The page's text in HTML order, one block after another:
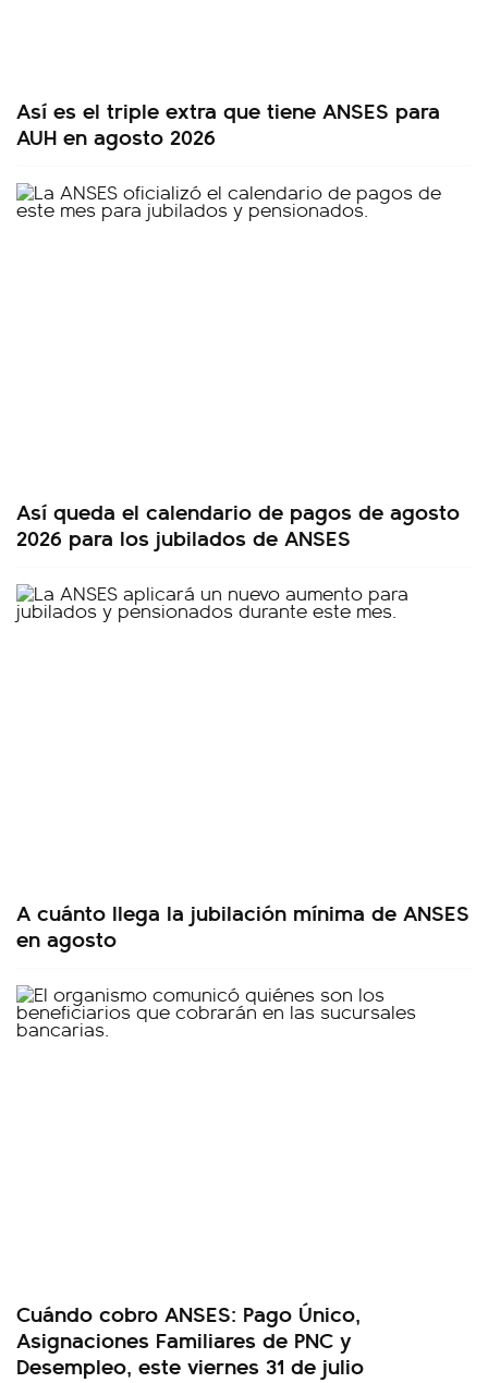
Así es el triple extra que tiene ANSES para
AUH en agosto 2026
Así queda el calendario de pagos de agosto
2026 para los jubilados de ANSES
A cuánto llega la jubilación mínima de ANSES
en agosto
Cuándo cobro ANSES: Pago Único,
Asignaciones Familiares de PNC y
Desempleo, este viernes 31 de julio